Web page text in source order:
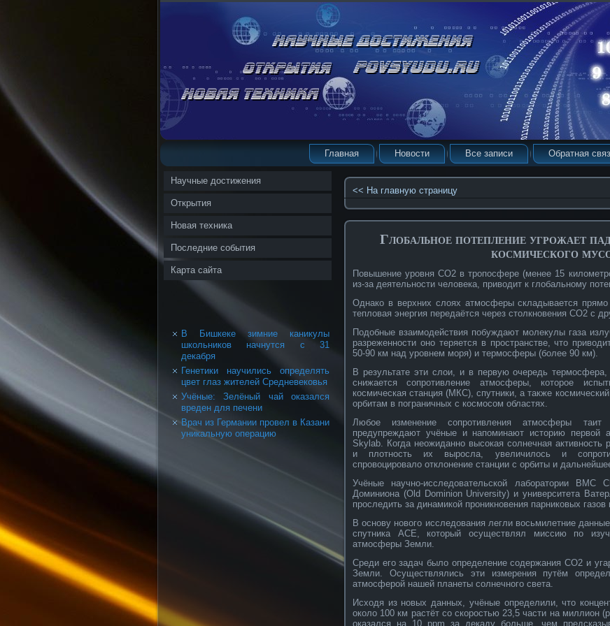
Главная Новости Все записи Обратная
Научные достижения
Открытия
Новая техника
Последние события
Карта сайта
В Бишкеке зимние каникулы
школьников начнутся с 31
декабря
Генетики научились определять
цвет глаз жителей Средневековья
Учёные: Зелёный чай оказался
вреден для печени
Врач из Германии провел в Казани
уникальную операцию
<< На главную страницу
Глобальное потепление угрожает
космического
Повышение уровня CO2 в тропосфере (менее 15
из-за деятельности человека, приводит к глобальному
Однако в верхних слоях атмосферы складывается прямо
тепловая энергия передаётся через столкновения CO2 с
Подобные взаимодействия побуждают молекулы газа
разреженности оно теряется в пространстве, что
50-90 км над уровнем моря) и термосферы (более 90 км).
В результате эти слои, и в первую очередь
снижается сопротивление атмосферы, которое
космическая станция (МКС), спутники, а также
орбитам в пограничных с космосом областях.
Любое изменение сопротивления атмосферы
предупреждают учёные и напоминают историю первой
Skylab. Когда неожиданно высокая солнечная
и плотность их выросла, увеличилось и
спровоцировало отклонение станции с орбиты и
Учёные научно-исследовательской лаборатории ВМС
Доминиона (Old Dominion University) и университета
проследить за динамикой проникновения парниковых
В основу нового исследования легли восьмилетние
спутника ACE, который осуществлял миссию по
атмосферы Земли.
Среди его задач было определение содержания CO2 и
Земли. Осуществлялись эти измерения путём
атмосферой нашей планеты солнечного света.
Исходя из новых данных, учёные определили, что
около 100 км растёт со скоростью 23,5 части на миллион
оказался на 10 ppm за декаду больше, чем